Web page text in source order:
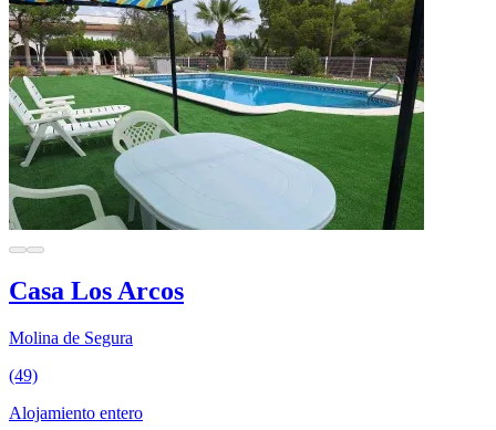
Casa Los Arcos
Molina de Segura
(49)
Alojamiento entero